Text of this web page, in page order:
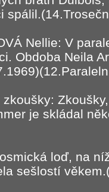
Nellie: V
Obdoba Neila
je skládal
loď, na
sešlostí